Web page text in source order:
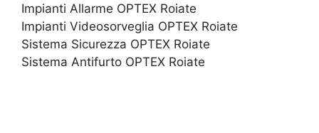
Impianti Allarme OPTEX Roiate
Impianti Videosorveglia OPTEX Roiate
Sistema Sicurezza OPTEX Roiate
Sistema Antifurto OPTEX Roiate